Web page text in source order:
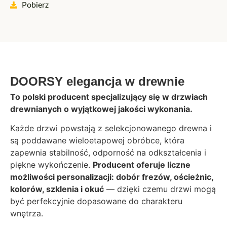
Pobierz
DOORSY elegancja w drewnie
To polski producent specjalizujący się w drzwiach
drewnianych o wyjątkowej jakości wykonania.
Każde drzwi powstają z selekcjonowanego drewna i
są poddawane wieloetapowej obróbce, która
zapewnia stabilność, odporność na odkształcenia i
piękne wykończenie. Producent oferuje liczne
możliwości personalizacji: dobór frezów, ościeżnic,
kolorów, szklenia i okuć — dzięki czemu drzwi mogą
być perfekcyjnie dopasowane do charakteru
wnętrza.